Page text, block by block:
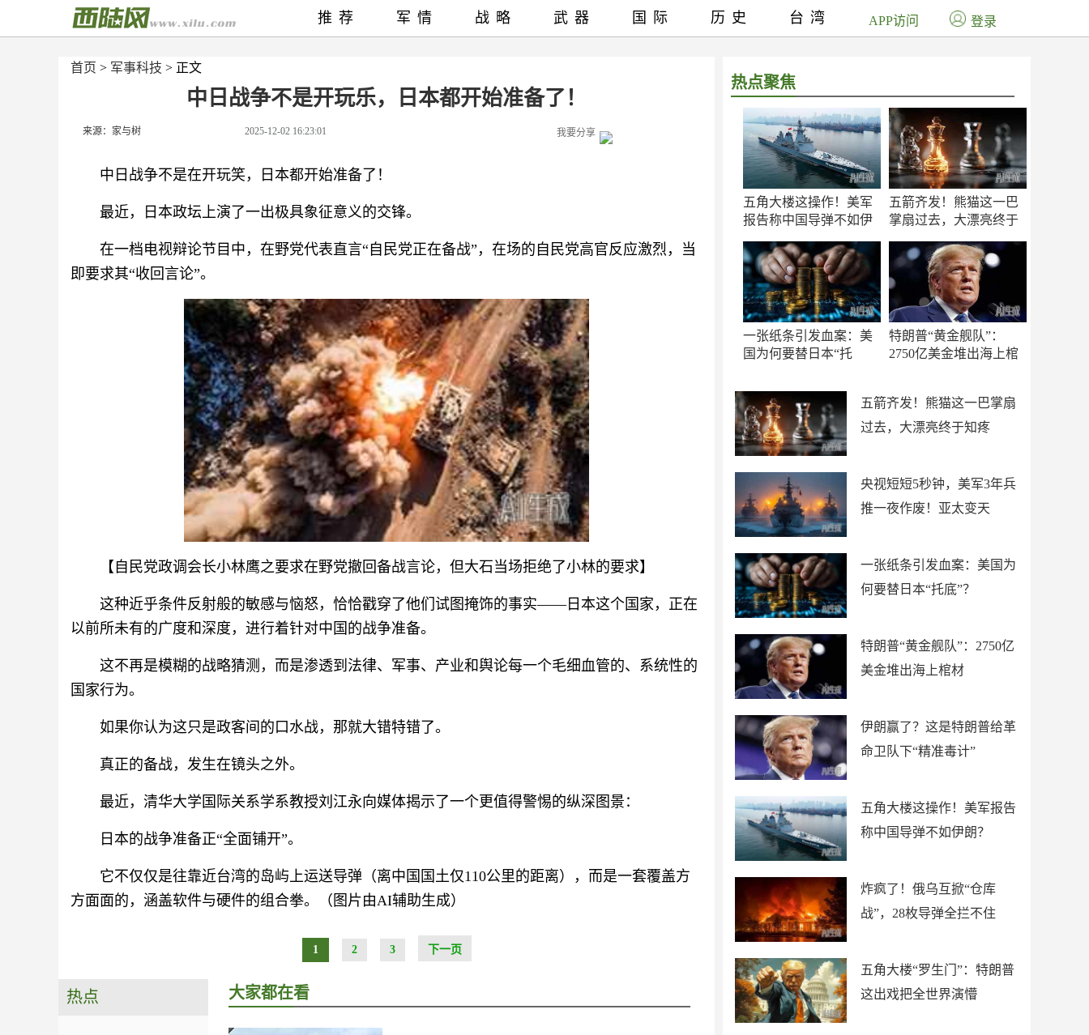
首页 > 军事科技 > 正文
中日战争不是开玩乐，日本都开始准备了！
来源：家与树 2025-12-02 16:23:01 我要分享
中日战争不是在开玩笑，日本都开始准备了！
最近，日本政坛上演了一出极具象征意义的交锋。
在一档电视辩论节目中，在野党代表直言“自民党正在备战”，在场的自民党高官反应激烈，当
即要求其“收回言论”。
【自民党政调会长小林鹰之要求在野党撤回备战言论，但大石当场拒绝了小林的要求】
这种近乎条件反射般的敏感与恼怒，恰恰戳穿了他们试图掩饰的事实——日本这个国家，正在
以前所未有的广度和深度，进行着针对中国的战争准备。
这不再是模糊的战略猜测，而是渗透到法律、军事、产业和舆论每一个毛细血管的、系统性的
国家行为。
如果你认为这只是政客间的口水战，那就大错特错了。
真正的备战，发生在镜头之外。
最近，清华大学国际关系学系教授刘江永向媒体揭示了一个更值得警惕的纵深图景：
日本的战争准备正“全面铺开”。
它不仅仅是往靠近台湾的岛屿上运送导弹（离中国国土仅110公里的距离），而是一套覆盖方
方面面的，涵盖软件与硬件的组合拳。（图片由AI辅助生成）
1 2 3 下一页
热点聚焦
五角大楼这操作！美军
报告称中国导弹不如伊
五箭齐发！熊猫这一巴
掌扇过去，大漂亮终于
一张纸条引发血案：美
国为何要替日本“托
特朗普“黄金舰队”：
2750亿美金堆出海上棺
五箭齐发！熊猫这一巴掌扇
过去，大漂亮终于知疼
央视短短5秒钟，美军3年兵
推一夜作废！亚太变天
一张纸条引发血案：美国为
何要替日本“托底”？
特朗普“黄金舰队”：2750亿
美金堆出海上棺材
伊朗赢了？这是特朗普给革
命卫队下“精准毒计”
五角大楼这操作！美军报告
称中国导弹不如伊朗？
炸疯了！俄乌互掀“仓库
战”，28枚导弹全拦不住
五角大楼“罗生门”：特朗普
这出戏把全世界演懵
推荐 军情 战略 武器 国际 历史 台湾 APP访问 登录
热点 大家都在看